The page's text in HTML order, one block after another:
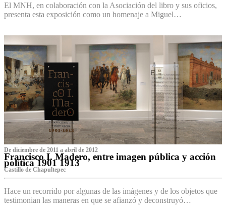
El MNH, en colaboración con la Asociación del libro y sus oficios,
presenta esta exposición como un homenaje a Miguel…
De diciembre de 2011 a abril de 2012
Francisco I. Madero, entre imagen pública y acción
política 1901 1913
Castillo de Chapultepec
Hace un recorrido por algunas de las imágenes y de los objetos que
testimonian las maneras en que se afianzó y deconstruyó…